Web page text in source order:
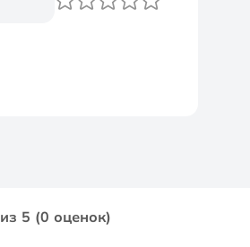
из 5 (0 оценок)